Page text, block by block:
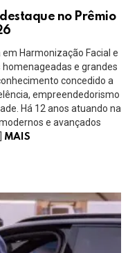
no Prêmio
Harmonização Facial e
e grandes
concedido a
empreendedorismo
Há 12 anos atuando na
e avançados
MAIS